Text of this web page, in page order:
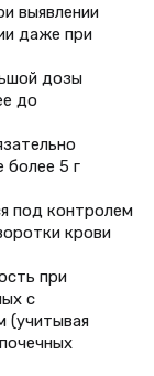
выявлении
даже при
дозы
до
более 5 г
под контролем
крови
при
с
(учитывая